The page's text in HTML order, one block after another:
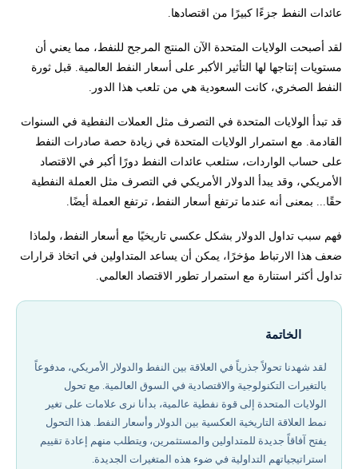
عائدات النفط جزءًا كبيرًا من اقتصادها.
لقد أصبحت الولايات المتحدة الآن المنتج المرجح للنفط، مما يعني أن
مستويات إنتاجها لها التأثير الأكبر على أسعار النفط العالمية. قبل ثورة
النفط الصخري، كانت السعودية هي من تلعب هذا الدور.
قد تبدأ الولايات المتحدة في التصرف مثل العملات النفطية في السنوات
القادمة. مع استمرار الولايات المتحدة في زيادة حصة صادرات النفط
على حساب الواردات، ستلعب عائدات النفط دورًا أكبر في الاقتصاد
الأمريكي، وقد يبدأ الدولار الأمريكي في التصرف مثل العملة النفطية
حقًا... بمعنى أنه عندما ترتفع أسعار النفط، ترتفع العملة أيضًا.
فهم سبب تداول الدولار بشكل عكسي تاريخيًا مع أسعار النفط، ولماذا
ضعف هذا الارتباط مؤخرًا، يمكن أن يساعد المتداولين في اتخاذ قرارات
تداول أكثر استنارة مع استمرار تطور الاقتصاد العالمي.
الخاتمة
لقد شهدنا تحولاً جذرياً في العلاقة بين النفط والدولار الأمريكي، مدفوعاً
بالتغيرات التكنولوجية والاقتصادية في السوق العالمية. مع تحول
الولايات المتحدة إلى قوة نفطية عالمية، بدأنا نرى علامات على تغير
نمط العلاقة التاريخية العكسية بين الدولار وأسعار النفط. هذا التحول
يفتح آفاقاً جديدة للمتداولين والمستثمرين، ويتطلب منهم إعادة تقييم
استراتيجياتهم التداولية في ضوء هذه المتغيرات الجديدة.